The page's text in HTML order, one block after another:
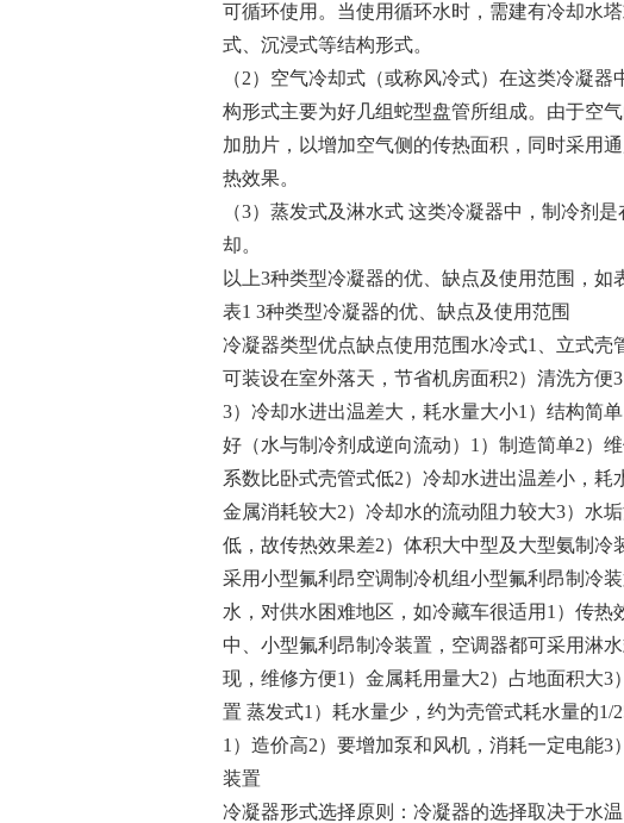
可循环使用。当使用循环水时，需建有冷却水
式、沉浸式等结构形式。
（2）空气冷却式（或称风冷式）在这类冷凝
构形式主要为好几组蛇型盘管所组成。由于空
加肋片，以增加空气侧的传热面积，同时采用
热效果。
（3）蒸发式及淋水式 这类冷凝器中，制冷剂
却。
以上3种类型冷凝器的优、缺点及使用范围，如
表1 3种类型冷凝器的优、缺点及使用范围
冷凝器类型优点缺点使用范围水冷式1、立式壳
可装设在室外落天，节省机房面积2）清洗方便
3）冷却水进出温差大，耗水量大小1）结构简
好（水与制冷剂成逆向流动）1）制造简单2）
系数比卧式壳管式低2）冷却水进出温差小，耗
金属消耗较大2）冷却水的流动阻力较大3）水
低，故传热效果差2）体积大中型及大型氨制
采用小型氟利昂空调制冷机组小型氟利昂制冷
水，对供水困难地区，如冷藏车很适用1）传热
中、小型氟利昂制冷装置，空调器都可采用淋
现，维修方便1）金属耗用量大2）占地面积大
置 蒸发式1）耗水量少，约为壳管式耗水量的1/
1）造价高2）要增加泵和风机，消耗一定电能
装置
冷凝器形式选择原则：冷凝器的选择取决于水